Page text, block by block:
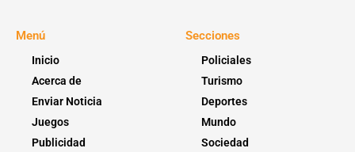
Menú
Inicio
Acerca de
Enviar Noticia
Juegos
Publicidad
Secciones
Policiales
Turismo
Deportes
Mundo
Sociedad